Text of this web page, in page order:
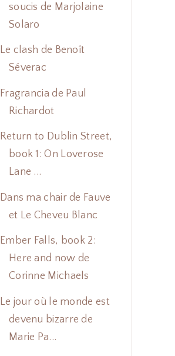
soucis de Marjolaine
Solaro
Le clash de Benoît
Séverac
Fragrancia de Paul
Richardot
Return to Dublin Street,
book 1: On Loverose
Lane ...
Dans ma chair de Fauve
et Le Cheveu Blanc
Ember Falls, book 2:
Here and now de
Corinne Michaels
Le jour où le monde est
devenu bizarre de
Marie Pa...